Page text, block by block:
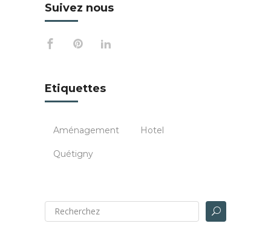
Suivez nous
Etiquettes
Aménagement Hotel
Quétigny